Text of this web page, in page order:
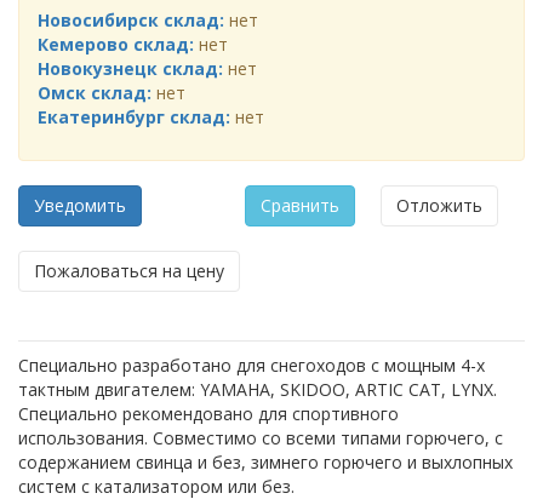
Новосибирск склад: нет
Кемерово склад: нет
Новокузнецк склад: нет
Омск склад: нет
Екатеринбург склад: нет
Уведомить Сравнить Отложить
Пожаловаться на цену
Специально разработано для снегоходов с мощным 4-х
тактным двигателем: YAMAHA, SKIDOO, ARTIC CAT, LYNX.
Специально рекомендовано для спортивного
использования. Совместимо со всеми типами горючего, c
содержанием свинца и без, зимнего горючего и выхлопных
систем с катализатором или без.